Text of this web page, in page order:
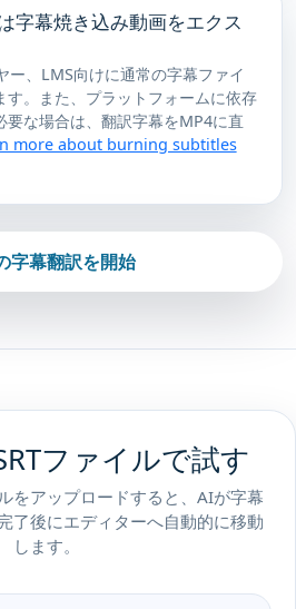
字幕焼き込み動画をエクス
ー、LMS向けに通常の字幕ファイ
す。また、プラットフォームに依存
要な場合は、翻訳字幕をMP4に直
more about burning subtitles
字幕翻訳を開始
ファイルで試す
をアップロードすると、AIが字幕
了後にエディターへ自動的に移動
します。